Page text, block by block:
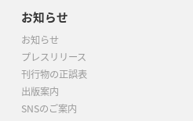
お知らせ
お知らせ
プレスリリース
刊行物の正誤表
出版案内
SNSのご案内